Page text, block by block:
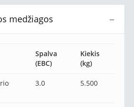
−
medžiagos
Spalva
(EBC)
Kiekis
(kg)
3.0 5.500